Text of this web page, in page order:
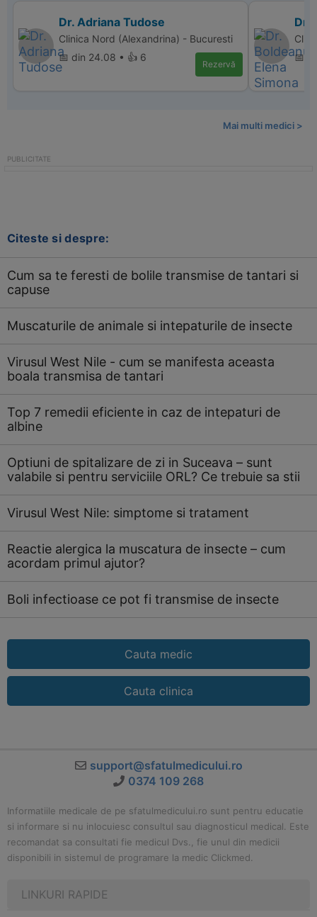
Dr. Adriana Tudose
Clinica Nord (Alexandrina) - Bucuresti
📅 din 24.08 • 👍 6
Rezervă
Dr.
📅
Mai multi medici >
Citeste si despre:
Cum sa te feresti de bolile transmise de tantari si
capuse
Muscaturile de animale si intepaturile de insecte
Virusul West Nile - cum se manifesta aceasta
boala transmisa de tantari
Top 7 remedii eficiente in caz de intepaturi de
albine
Optiuni de spitalizare de zi in Suceava – sunt
valabile si pentru serviciile ORL? Ce trebuie sa stii
Virusul West Nile: simptome si tratament
Reactie alergica la muscatura de insecte – cum
acordam primul ajutor?
Boli infectioase ce pot fi transmise de insecte
Cauta medic
Cauta clinica
support@sfatulmedicului.ro
0374 109 268
Informatiile medicale de pe sfatulmedicului.ro sunt pentru educatie
si informare si nu inlocuiesc consultul sau diagnosticul medical. Este
recomandat sa consultati fie medicul Dvs., fie unul din medicii
disponibili in sistemul de programare la medic Clickmed.
LINKURI RAPIDE